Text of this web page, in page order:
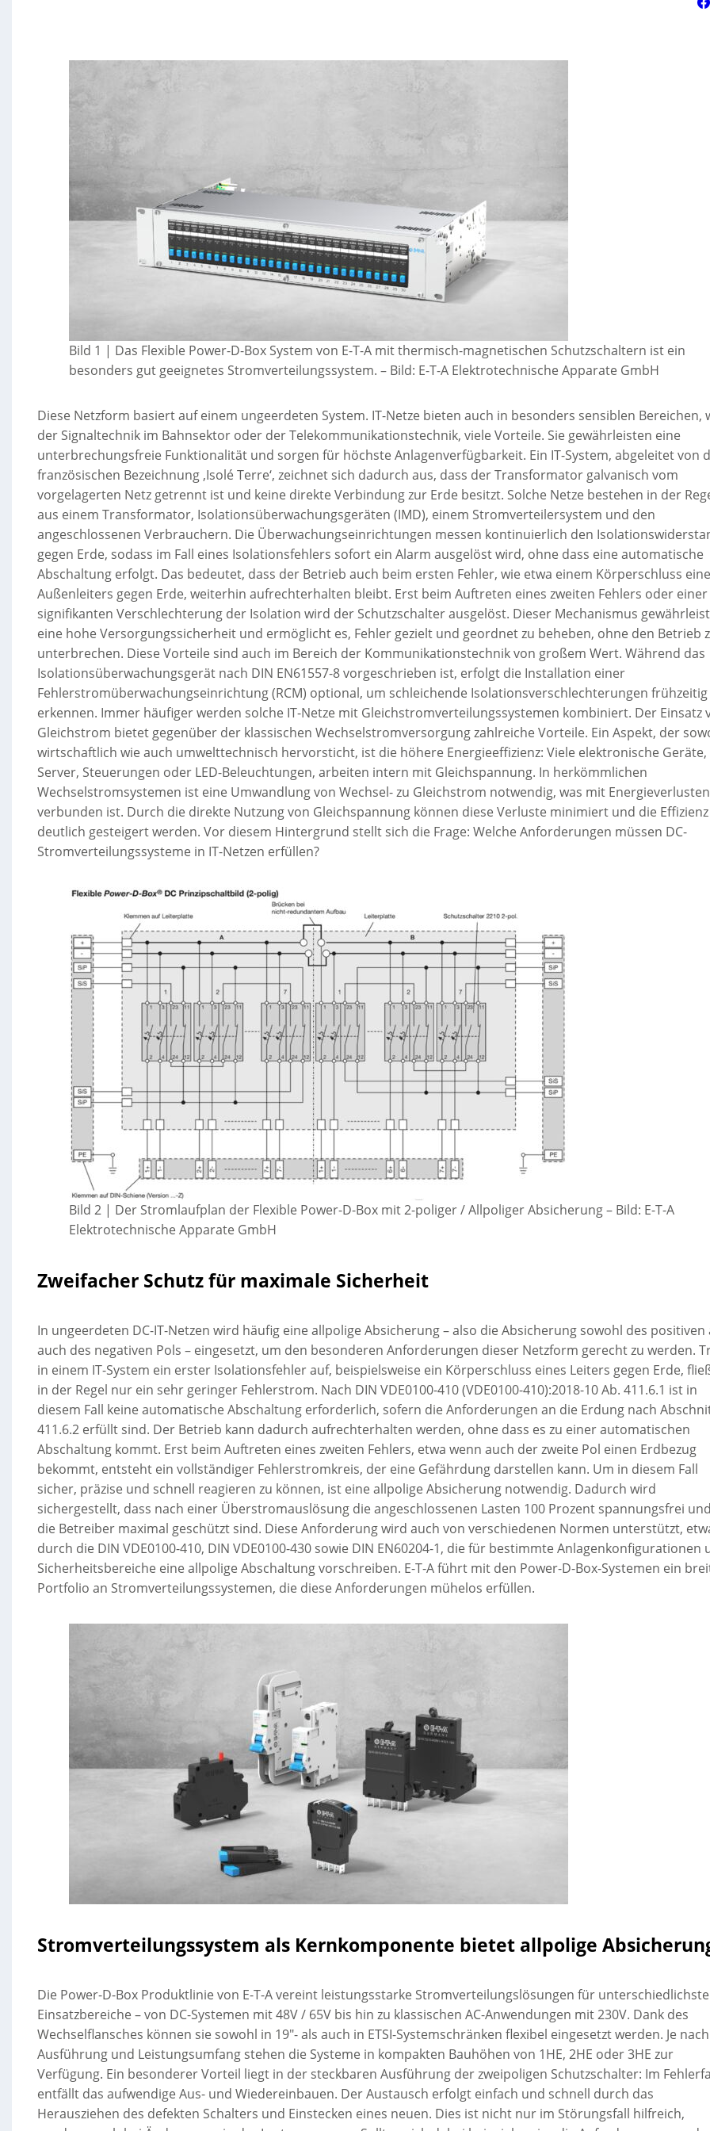
Bild 1 | Das Flexible Power-D-Box System von E-T-A mit thermisch-magnetischen Schutzschaltern ist ein
besonders gut geeignetes Stromverteilungssystem. – Bild: E-T-A Elektrotechnische Apparate GmbH
Diese Netzform basiert auf einem ungeerdeten System. IT-Netze bieten auch in besonders sensiblen Bereichen,
der Signaltechnik im Bahnsektor oder der Telekommunikationstechnik, viele Vorteile. Sie gewährleisten eine
unterbrechungsfreie Funktionalität und sorgen für höchste Anlagenverfügbarkeit. Ein IT-System, abgeleitet von
französischen Bezeichnung ‚Isolé Terre‘, zeichnet sich dadurch aus, dass der Transformator galvanisch vom
vorgelagerten Netz getrennt ist und keine direkte Verbindung zur Erde besitzt. Solche Netze bestehen in der
aus einem Transformator, Isolationsüberwachungsgeräten (IMD), einem Stromverteilersystem und den
angeschlossenen Verbrauchern. Die Überwachungseinrichtungen messen kontinuierlich den
gegen Erde, sodass im Fall eines Isolationsfehlers sofort ein Alarm ausgelöst wird, ohne dass eine automatische
Abschaltung erfolgt. Das bedeutet, dass der Betrieb auch beim ersten Fehler, wie etwa einem Körperschluss
Außenleiters gegen Erde, weiterhin aufrechterhalten bleibt. Erst beim Auftreten eines zweiten Fehlers oder einer
signifikanten Verschlechterung der Isolation wird der Schutzschalter ausgelöst. Dieser Mechanismus
eine hohe Versorgungssicherheit und ermöglicht es, Fehler gezielt und geordnet zu beheben, ohne den Betrieb
unterbrechen. Diese Vorteile sind auch im Bereich der Kommunikationstechnik von großem Wert. Während das
Isolationsüberwachungsgerät nach DIN EN61557-8 vorgeschrieben ist, erfolgt die Installation einer
Fehlerstromüberwachungseinrichtung (RCM) optional, um schleichende Isolationsverschlechterungen frühzeitig
erkennen. Immer häufiger werden solche IT-Netze mit Gleichstromverteilungssystemen kombiniert. Der Einsatz
Gleichstrom bietet gegenüber der klassischen Wechselstromversorgung zahlreiche Vorteile. Ein Aspekt, der
wirtschaftlich wie auch umwelttechnisch hervorsticht, ist die höhere Energieeffizienz: Viele elektronische Geräte,
Server, Steuerungen oder LED-Beleuchtungen, arbeiten intern mit Gleichspannung. In herkömmlichen
Wechselstromsystemen ist eine Umwandlung von Wechsel- zu Gleichstrom notwendig, was mit Energieverlusten
verbunden ist. Durch die direkte Nutzung von Gleichspannung können diese Verluste minimiert und die Effizienz
deutlich gesteigert werden. Vor diesem Hintergrund stellt sich die Frage: Welche Anforderungen müssen DC-
Stromverteilungssysteme in IT-Netzen erfüllen?
Bild 2 | Der Stromlaufplan der Flexible Power-D-Box mit 2-poliger / Allpoliger Absicherung– Bild: E-T-A
Elektrotechnische Apparate GmbH
Zweifacher Schutz für maximale Sicherheit
In ungeerdeten DC-IT-Netzen wird häufig eine allpolige Absicherung – also die Absicherung sowohl des positiven
auch des negativen Pols – eingesetzt, um den besonderen Anforderungen dieser Netzform gerecht zu werden.
in einem IT-System ein erster Isolationsfehler auf, beispielsweise ein Körperschluss eines Leiters gegen Erde,
in der Regel nur ein sehr geringer Fehlerstrom. Nach DIN VDE0100-410 (VDE0100-410):2018-10 Ab. 411.6.1 ist in
diesem Fall keine automatische Abschaltung erforderlich, sofern die Anforderungen an die Erdung nach
411.6.2 erfüllt sind. Der Betrieb kann dadurch aufrechterhalten werden, ohne dass es zu einer automatischen
Abschaltung kommt. Erst beim Auftreten eines zweiten Fehlers, etwa wenn auch der zweite Pol einen Erdbezug
bekommt, entsteht ein vollständiger Fehlerstromkreis, der eine Gefährdung darstellen kann. Um in diesem Fall
sicher, präzise und schnell reagieren zu können, ist eine allpolige Absicherung notwendig. Dadurch wird
sichergestellt, dass nach einer Überstromauslösung die angeschlossenen Lasten 100 Prozent spannungsfrei und
die Betreiber maximal geschützt sind. Diese Anforderung wird auch von verschiedenen Normen unterstützt,
durch die DIN VDE0100-410, DIN VDE0100-430 sowie DIN EN60204-1, die für bestimmte Anlagenkonfigurationen
Sicherheitsbereiche eine allpolige Abschaltung vorschreiben. E-T-A führt mit den Power-D-Box-Systemen ein
Portfolio an Stromverteilungssystemen, die diese Anforderungen mühelos erfüllen.
Stromverteilungssystem als Kernkomponente bietet allpolige
Die Power-D-Box Produktlinie von E-T-A vereint leistungsstarke Stromverteilungslösungen für unterschiedlichste
Einsatzbereiche – von DC-Systemen mit 48V / 65V bis hin zu klassischen AC-Anwendungen mit 230V. Dank des
Wechselflansches können sie sowohl in 19″- als auch in ETSI-Systemschränken flexibel eingesetzt werden. Je nach
Ausführung und Leistungsumfang stehen die Systeme in kompakten Bauhöhen von 1HE, 2HE oder 3HE zur
Verfügung. Ein besonderer Vorteil liegt in der steckbaren Ausführung der zweipoligen Schutzschalter: Im
entfällt das aufwendige Aus- und Wiedereinbauen. Der Austausch erfolgt einfach und schnell durch das
Herausziehen des defekten Schalters und Einstecken eines neuen. Dies ist nicht nur im Störungsfall hilfreich,